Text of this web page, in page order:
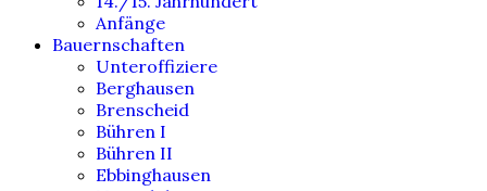
Anfänge
Bauernschaften
Unteroffiziere
Berghausen
Brenscheid
Bühren I
Bühren II
Ebbinghausen